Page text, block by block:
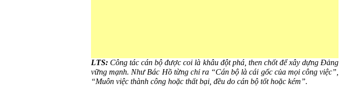
LTS: Công tác cán bộ được coi là khâu đột phá, then chốt để xây dựng Đảng
vững mạnh. Như Bác Hồ từng chỉ ra “Cán bộ là cái gốc của mọi công việc”,
“Muôn việc thành công hoặc thất bại, đều do cán bộ tốt hoặc kém”.